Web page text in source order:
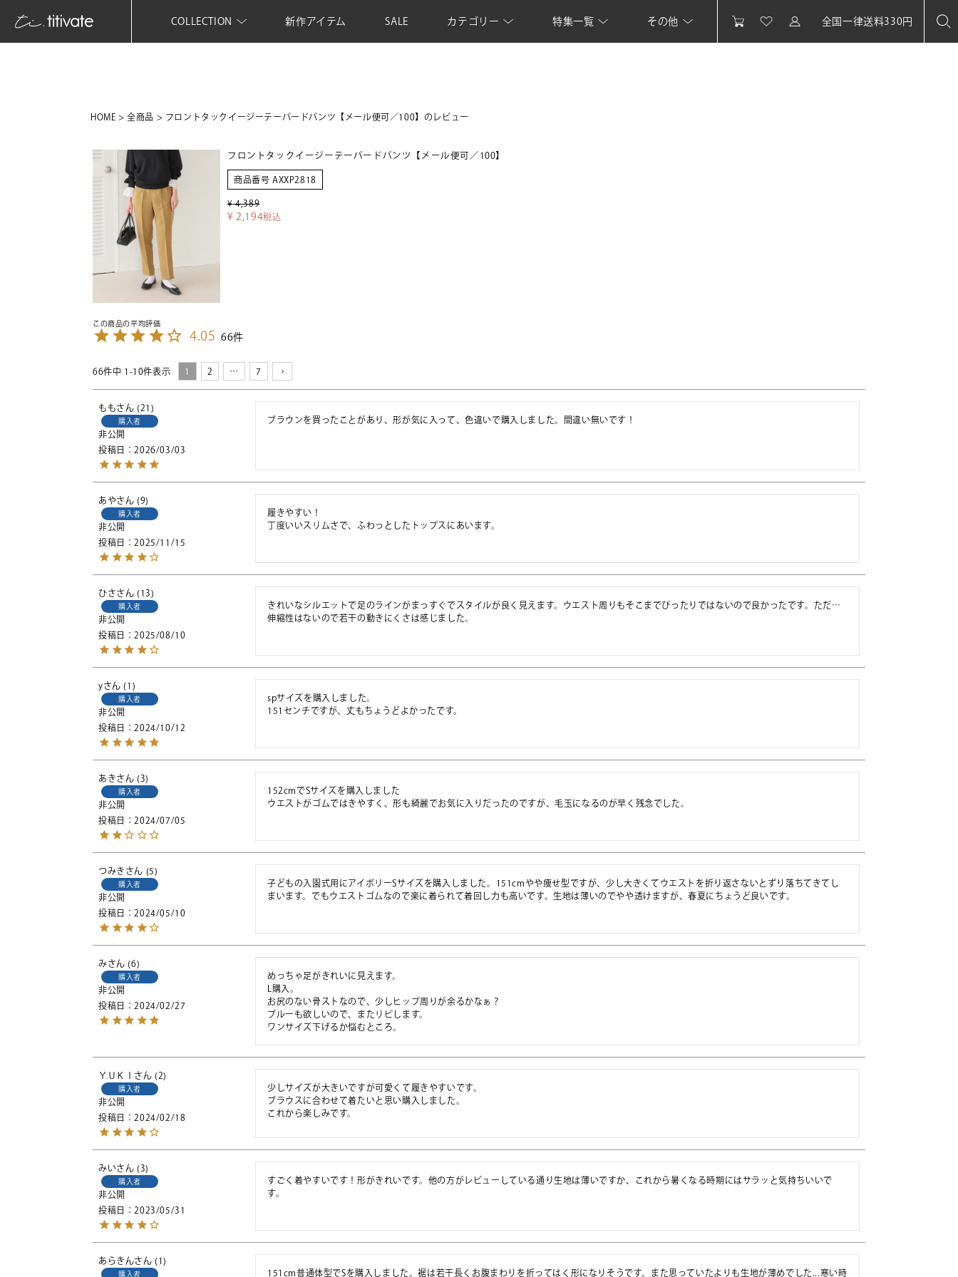
COLLECTION 新作アイテム SALE カテゴリー 特集一覧 その他 全国一律送料330円
HOME 全商品 フロントタックイージーテーパードパンツ【メール便可／100】のレビュー
フロントタックイージーテーパードパンツ【メール便可／100】
商品番号 AXXP2818
¥ 4,389
¥ 2,194税込
4.05 66
66件中 1 -10件表示 1 2 … 7
もも 21
購入者
非公開
投稿日
2026/03/03
ブラウンを買ったことがあり、形が気に入って、色違いで購入しました。間違い無いです！
あや 9
購入者
非公開
投稿日
2025/11/15
履きやすい！
丁度いいスリムさで、ふわっとしたトップスにあいます。
ひさ 13
購入者
非公開
投稿日
2025/08/10
きれいなシルエットで足のラインがまっすぐでスタイルが良く見えます。ウエスト周りもそこまでぴったりではないので良かったです。ただ…
伸縮性はないので若干の動きにくさは感じました。
y 1
購入者
非公開
投稿日
2024/10/12
spサイズを購入しました。
151センチですが、丈もちょうどよかったです。
あき 3
購入者
非公開
投稿日
2024/07/05
152cmでSサイズを購入しました
ウエストがゴムではきやすく、形も綺麗でお気に入りだったのですが、毛玉になるのが早く残念でした。
つみき 5
購入者
非公開
投稿日
2024/05/10
子どもの入園式用にアイボリーSサイズを購入しました。151cmやや痩せ型ですが、少し大きくてウエストを折り返さないとずり落ちてきてし
まいます。でもウエストゴムなので楽に着られて着回し力も高いです。生地は薄いのでやや透けますが、春夏にちょうど良いです。
み 6
購入者
非公開
投稿日
2024/02/27
めっちゃ足がきれいに見えます。
L購入。
お尻のない骨ストなので、少しヒップ周りが余るかなぁ？
ブルーも欲しいので、またリピします。
ＹＵＫＩ 2
購入者
非公開
投稿日
2024/02/18
少しサイズが大きいですが可愛くて履きやすいです。
ブラウスに合わせて着たいと思い購入しました。
これから楽しみです。
みい 3
購入者
非公開
投稿日
2023/05/31
すごく着やすいです！形がきれいです。他の方がレビューしている通り生地は薄いですか、これから暑くなる時期にはサラッと気持ちいいで
す。
あらきん 1
購入者
151cm普通体型でSを購入しました。裾は若干長くお腹まわりを折ってはく形になりそうです。また思っていたよりも生地が薄めでした...寒い時